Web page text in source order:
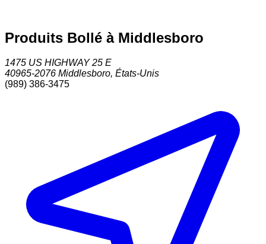
Produits Bollé à Middlesboro
1475 US HIGHWAY 25 E
40965-2076 Middlesboro, États-Unis
(989) 386-3475